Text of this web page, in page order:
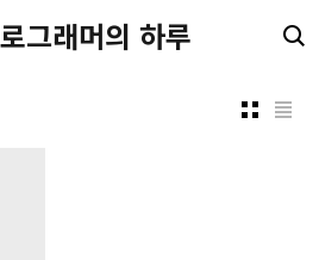
그래머의 하루